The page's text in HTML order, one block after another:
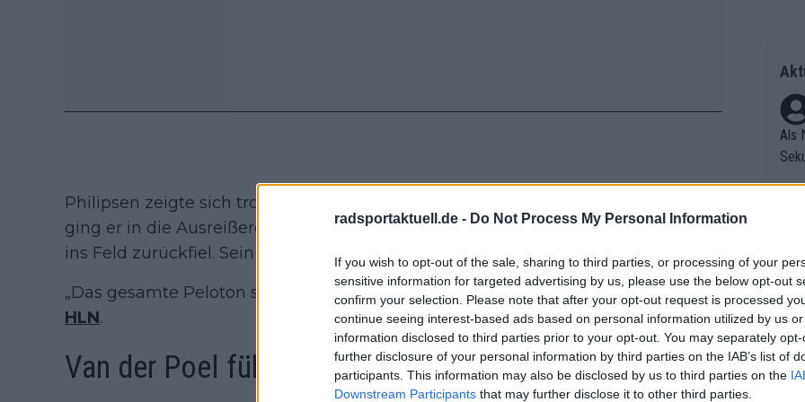
radsportaktuell.de - Do Not Process My Personal Information
If you wish to opt-out of the sale, sharing to third parties, or processing of your
sensitive information for targeted advertising by us, please use the below opt-out
confirm your selection. Please note that after your opt-out request is processed
continue seeing interest-based ads based on personal information utilized by us
information disclosed to third parties prior to your opt-out. You may separately
further disclosure of your personal information by third parties on the IAB’s list of
participants. This information may also be disclosed by us to third parties on the
Downstream Participants that may further disclose it to other third parties.
Philipsen zeigte sich trotz eines für ihn ungünstigen Profils aktiv. Auf Etappe 4
ging er in die Ausreißergruppe, um den Zwischensprint zu bestreiten, bevor er
ins Feld zurückfiel. Sein Team wertet das als positives Zeichen.
„Das gesamte Peloton sehnt sich nach einer Sprintetappe“, sagte Meersman
bei
HLN.
Van der Poel führt Philipsen an
Als
er
rifft
Die
as
ür
n
ss
as
et.